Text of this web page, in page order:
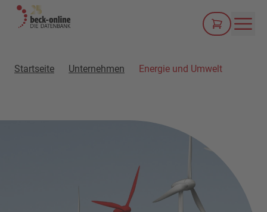
Startseite Unternehmen Energie und Umwelt